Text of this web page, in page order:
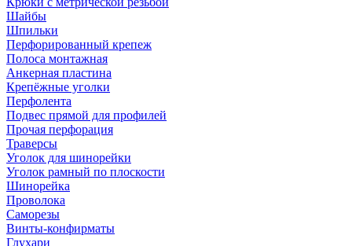
Шайбы
Шпильки
Перфорированный крепеж
Полоса монтажная
Анкерная пластина
Крепёжные уголки
Перфолента
Подвес прямой для профилей
Прочая перфорация
Траверсы
Уголок для шинорейки
Уголок рамный по плоскости
Шинорейка
Проволока
Саморезы
Винты-конфирматы
Глухари